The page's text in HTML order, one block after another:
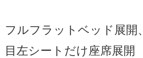
フルフラットベッド展開
目左シートだけ座席展開